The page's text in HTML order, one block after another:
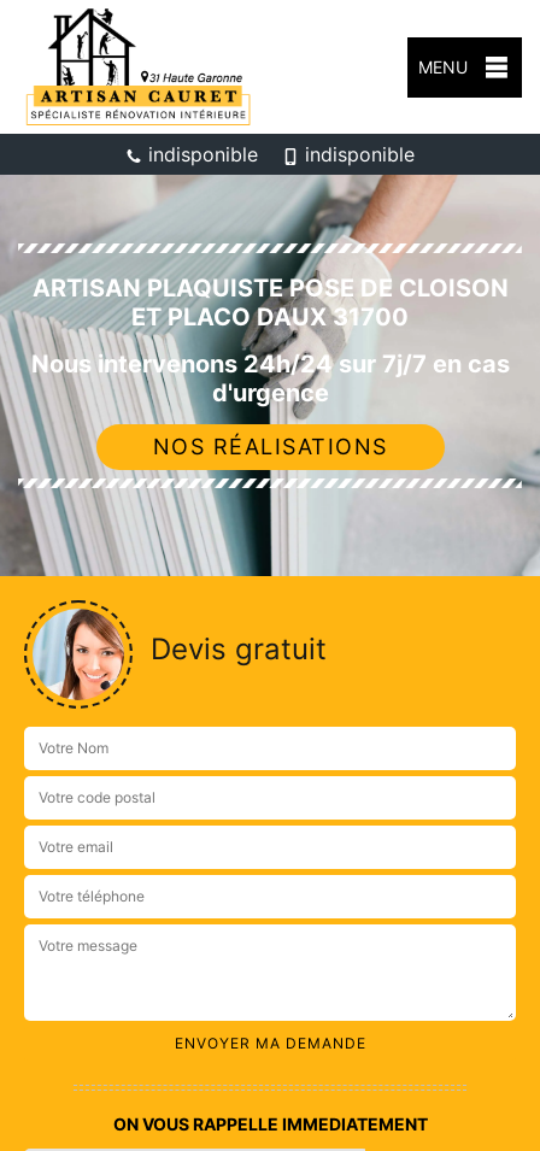
MENU
indisponible indisponible
ARTISAN PLAQUISTE POSE DE CLOISON
ET PLACO DAUX 31700
Nous intervenons 24h/24 sur 7j/7 en cas
d'urgence
NOS RÉALISATIONS
Devis gratuit
ON VOUS RAPPELLE IMMEDIATEMENT